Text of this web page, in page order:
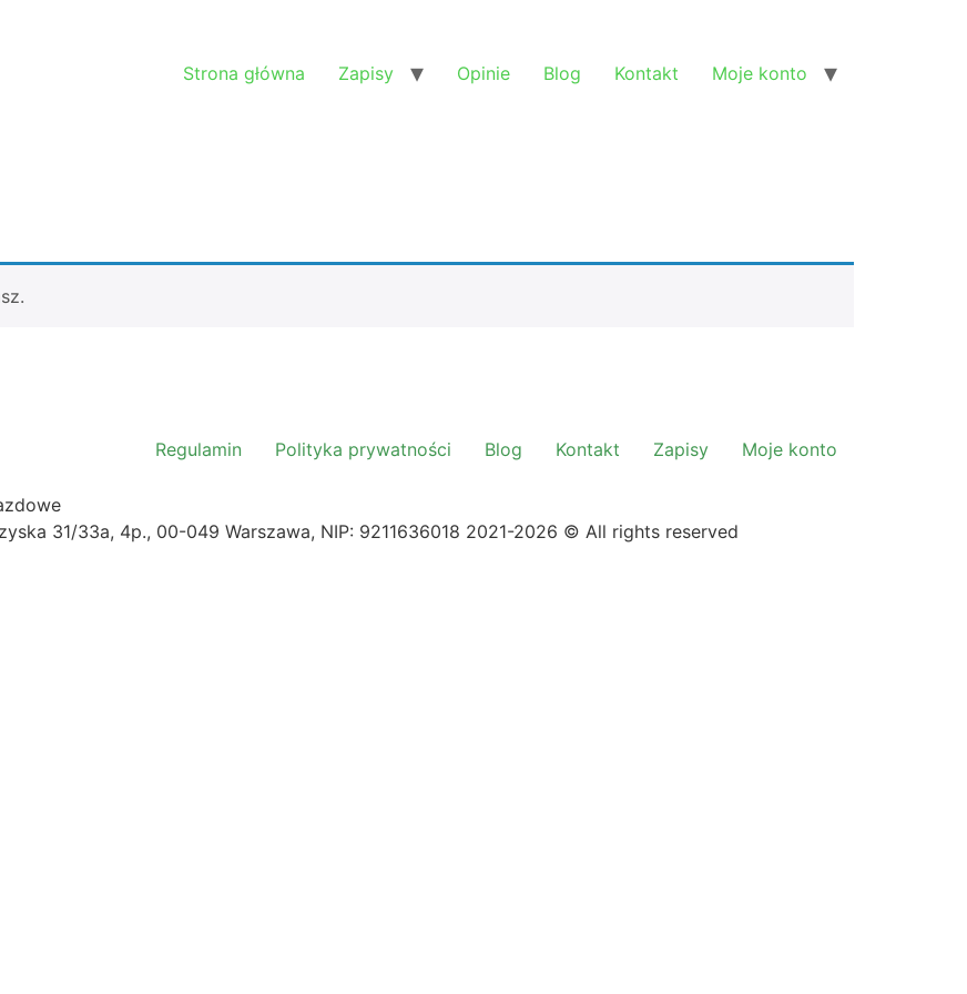
Strona główna Zapisy Opinie Blog Kontakt Moje konto
Regulamin Polityka prywatności Blog Kontakt Zapisy Moje konto
31/33a, 4p., 00-049 Warszawa, NIP: 9211636018 2021-2026 © All rights reserved